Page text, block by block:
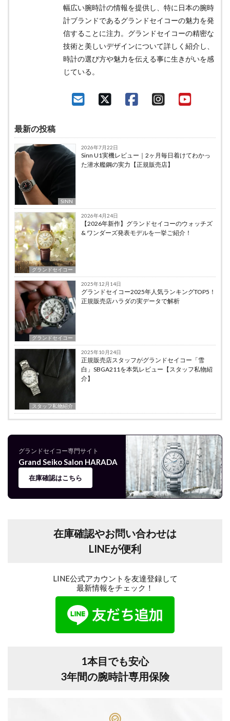
幅広い腕時計の情報を提供し、特に日本の腕時
計ブランドであるグランドセイコーの魅力を発
信することに注力。グランドセイコーの精密な
技術と美しいデザインについて詳しく紹介し、
時計の選び方や魅力を伝える事に生きがいを感
じている。
最新の投稿
SINN
2026年7月22日
Sinn U1実機レビュー｜2ヶ月毎日着けてわかっ
た潜水艦鋼の実力【正規販売店】
グランドセイコー
2026年4月24日
【2026年新作】グランドセイコーのウォッチズ
& ワンダーズ発表モデルを一挙ご紹介！
グランドセイコー
2025年12月14日
グランドセイコー2025年人気ランキングTOP5！
正規販売店ハラダの実データで解析
スタッフ私物紹介
2025年10月24日
正規販売店スタッフがグランドセイコー「雪
白」SBGA211を本気レビュー【スタッフ私物紹
介】
グランドセイコー専門サイト
Grand Seiko Salon HARADA
在庫確認はこちら
在庫確認やお問い合わせは
LINEが便利
LINE公式アカウントを友達登録して
最新情報をチェック！
1本目でも安心
3年間の腕時計専用保険